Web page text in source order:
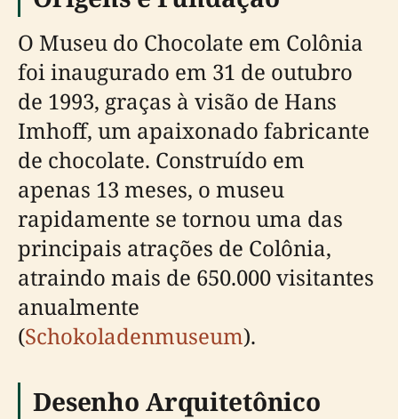
O Museu do Chocolate em Colônia
foi inaugurado em 31 de outubro
de 1993, graças à visão de Hans
Imhoff, um apaixonado fabricante
de chocolate. Construído em
apenas 13 meses, o museu
rapidamente se tornou uma das
principais atrações de Colônia,
atraindo mais de 650.000 visitantes
anualmente
(Schokoladenmuseum).
Desenho Arquitetônico